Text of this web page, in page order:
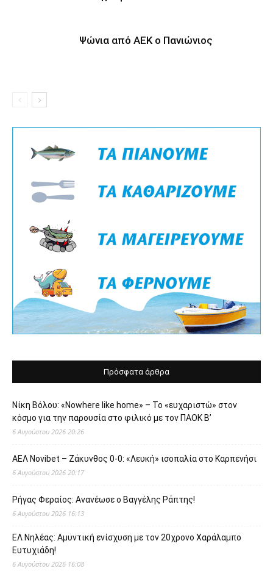
Ψώνια από ΑΕΚ ο Πανιώνιος
Πρόσφατα άρθρα
Νίκη Βόλου: «Nowhere like home» – Το «ευχαριστώ» στον
κόσμο για την παρουσία στο φιλικό με τον ΠΑΟΚ Β’
6 Αυγούστου 2026 20:26
ΑΕΛ Novibet – Ζάκυνθος 0-0: «Λευκή» ισοπαλία στο Καρπενήσι
6 Αυγούστου 2026 20:17
Ρήγας Φεραίος: Ανανέωσε ο Βαγγέλης Ράπτης!
6 Αυγούστου 2026 16:13
ΕΛ Νηλέας: Αμυντική ενίσχυση με τον 20χρονο Χαράλαμπο
Ευτυχιάδη!
6 Αυγούστου 2026 16:08